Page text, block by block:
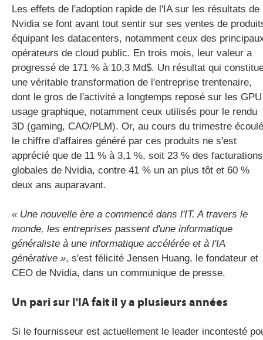
Les effets de l'adoption rapide de l'IA sur les résultats de
Nvidia se font avant tout sentir sur ses ventes de
équipant les datacenters, notamment ceux des
opérateurs de cloud public. En trois mois, leur valeur a
progressé de 171 % à 10,3 Md$. Un résultat qui
une véritable transformation de l'entreprise trentenaire,
dont le gros de l'activité a longtemps reposé sur les
usage graphique, notamment ceux utilisés pour le rendu
3D (gaming, CAO/PLM). Or, au cours du trimestre
le chiffre d'affaires généré par ces produits ne s'est
apprécié que de 11 % à 3,1 %, soit 23 % des facturations
globales de Nvidia, contre 41 % un an plus tôt et 60 %
deux ans auparavant.
« Une nouvelle ère a commencé dans l'IT. A travers le
monde, les entreprises passent d'une informatique
généraliste à une informatique accélérée et à l'IA
générative », s'est félicité Jensen Huang, le fondateur et
CEO de Nvidia, dans un communique de presse.
Un pari sur l'IA fait il y a plusieurs années
Si le fournisseur est actuellement le leader incontesté